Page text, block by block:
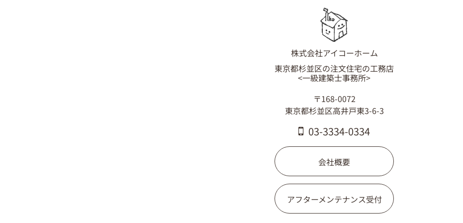
株式会社アイコーホーム
東京都杉並区の注文住宅の工務店
<一級建築士事務所>
〒168-0072
東京都杉並区高井戸東3-6-3
03-3334-0334
会社概要
アフターメンテナンス受付